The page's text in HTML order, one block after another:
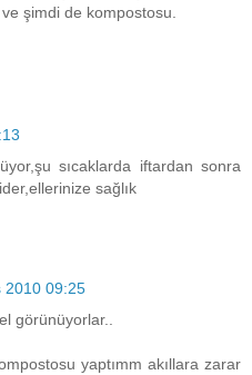
şimdi de kompostosu.
sıcaklarda iftardan sonra
sağlık
2010 09:25
görünüyorlar..
yaptımm akıllara zarar